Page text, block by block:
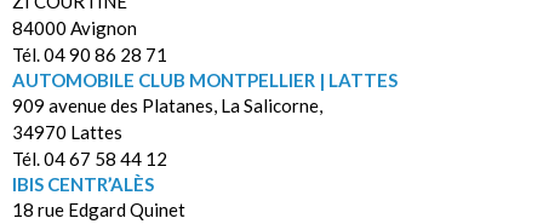
84000 Avignon
Tél. 04 90 86 28 71
AUTOMOBILE CLUB MONTPELLIER | LATTES
909 avenue des Platanes, La Salicorne,
34970 Lattes
Tél. 04 67 58 44 12
IBIS CENTR’ALÈS
18 rue Edgard Quinet